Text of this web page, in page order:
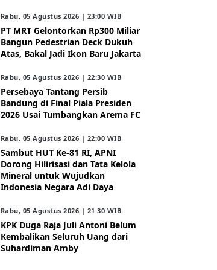
Rabu, 05 Agustus 2026 | 23:00 WIB
PT MRT Gelontorkan Rp300 Miliar
Bangun Pedestrian Deck Dukuh
Atas, Bakal Jadi Ikon Baru Jakarta
Rabu, 05 Agustus 2026 | 22:30 WIB
Persebaya Tantang Persib
Bandung di Final Piala Presiden
2026 Usai Tumbangkan Arema FC
Rabu, 05 Agustus 2026 | 22:00 WIB
Sambut HUT Ke-81 RI, APNI
Dorong Hilirisasi dan Tata Kelola
Mineral untuk Wujudkan
Indonesia Negara Adi Daya
Rabu, 05 Agustus 2026 | 21:30 WIB
KPK Duga Raja Juli Antoni Belum
Kembalikan Seluruh Uang dari
Suhardiman Amby